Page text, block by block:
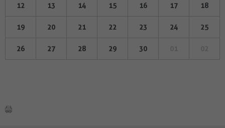
12 13 14 15 16 17 18
19 20 21 22 23 24 25
26 27 28 29 30